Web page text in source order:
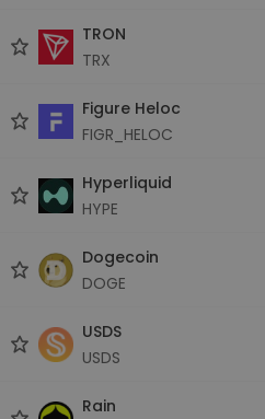
TRON
TRX
Figure Heloc
FIGR_HELOC
Hyperliquid
HYPE
Dogecoin
DOGE
USDS
USDS
Rain